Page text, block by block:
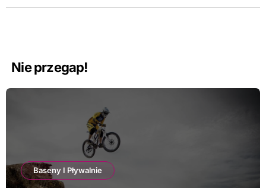
Nie przegap!
Baseny I Pływalnie